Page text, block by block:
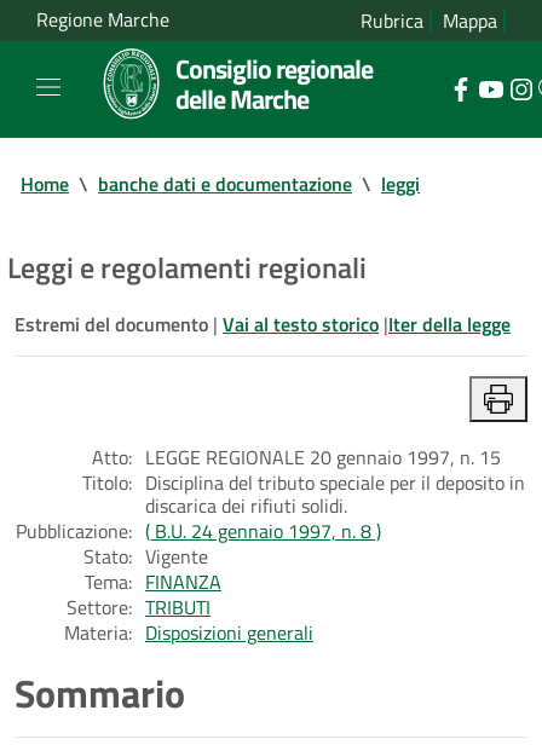
Regione Marche Rubrica Mappa
Consiglio regionale
delle Marche
Home \ banche dati e documentazione \ leggi
Leggi e regolamenti regionali
Estremi del documento | Vai al testo storico |Iter della legge
Atto: LEGGE REGIONALE 20 gennaio 1997, n. 15
Titolo: Disciplina del tributo speciale per il deposito in
discarica dei rifiuti solidi.
Pubblicazione: ( B.U. 24 gennaio 1997, n. 8 )
Stato: Vigente
Tema: FINANZA
Settore: TRIBUTI
Materia: Disposizioni generali
Sommario